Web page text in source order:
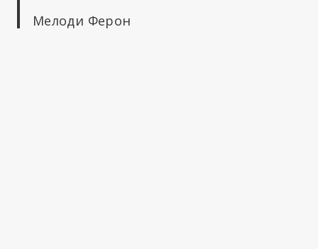
Мелоди Ферон